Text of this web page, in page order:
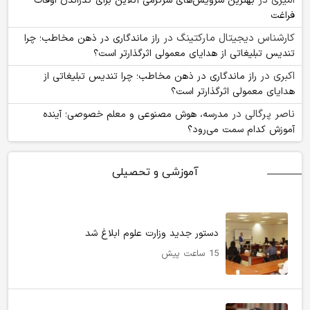
فراغت
کارشناس دیجیتال مارکتینگ در راز ماندگاری در ذهن مخاطب؛ چرا
تندیس تبلیغاتی از هدایای معمولی اثرگذارتر است؟
اکبری در راز ماندگاری در ذهن مخاطب؛ چرا تندیس تبلیغاتی از
هدایای معمولی اثرگذارتر است؟
ناصر پرگالی در مدرسه، هوش مصنوعی و معلم خصوصی؛ آینده
آموزش کدام سمت می‌رود؟
آموزشی و تحصیلی
دستور جدید وزارت علوم ابلاغ شد
15 ساعت پیش